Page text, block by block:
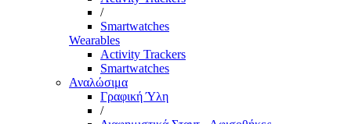
/
Smartwatches
Wearables
Activity Trackers
Smartwatches
Αναλώσιμα
Γραφική Ύλη
/